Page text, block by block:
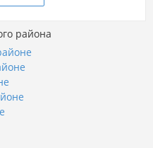
района